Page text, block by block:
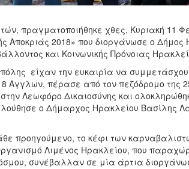
πραγματοποιήθηκε χθες, Κυριακή 11
Αποκριάς 2018» που διοργάνωσε ο
και Κοινωνικής Πρόνοιας
είχαν την ευκαιρία να
Άγγλων, πέρασε από τον πεζόδρομο της
Λεωφόρο Δικαιοσύνης και
ο Δήμαρχος Ηρακλείου Βασίλης
προηγούμενο, το κέφι των
Λιμένος Ηρακλείου, που
συνέβαλλαν σε μία άρτια